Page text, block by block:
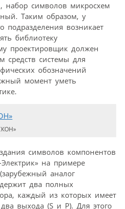
набор символов микросхем
Таким образом, у
подразделения возникает
библиотеку
проектировщик должен
средств системы для
обозначений
момент уметь
символов компонентов
на примере
аналог
два полных
каждый из которых имеет
выхода (S и Р). Для этого